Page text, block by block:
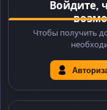
Войдите,
Чтобы получить